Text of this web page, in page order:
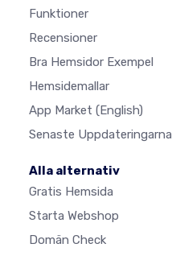
Funktioner
Recensioner
Bra Hemsidor Exempel
Hemsidemallar
App Market (English)
Senaste Uppdateringarna
Alla alternativ
Gratis Hemsida
Starta Webshop
Domän Check